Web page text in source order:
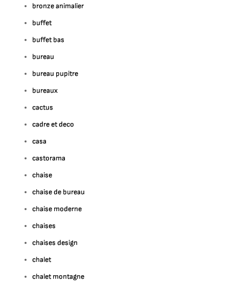
bronze animalier
buffet
buffet bas
bureau
bureau pupitre
bureaux
cactus
cadre et deco
casa
castorama
chaise
chaise de bureau
chaise moderne
chaises
chaises design
chalet
chalet montagne